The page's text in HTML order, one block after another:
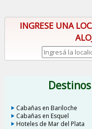
INGRESE UNA
Cabañas en Bariloche
Cabañas en Esquel
Hoteles de Mar del Plata